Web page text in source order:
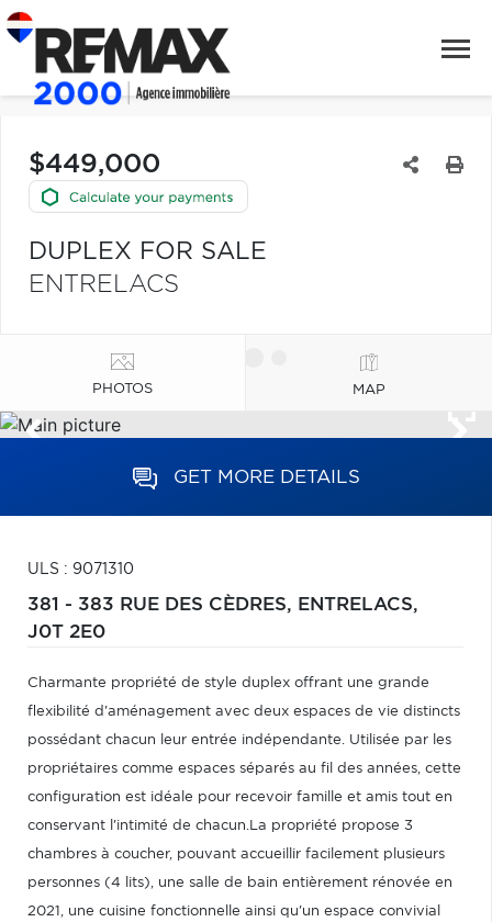
$449,000
DUPLEX FOR SALE
ENTRELACS
PHOTOS MAP
GET MORE DETAILS
ULS : 9071310
381 - 383 RUE DES CÈDRES, ENTRELACS,
J0T 2E0
Charmante propriété de style duplex offrant une grande
flexibilité d'aménagement avec deux espaces de vie distincts
possédant chacun leur entrée indépendante. Utilisée par les
propriétaires comme espaces séparés au fil des années, cette
configuration est idéale pour recevoir famille et amis tout en
conservant l'intimité de chacun.La propriété propose 3
chambres à coucher, pouvant accueillir facilement plusieurs
personnes (4 lits), une salle de bain entièrement rénovée en
2021, une cuisine fonctionnelle ainsi qu'un espace convivial